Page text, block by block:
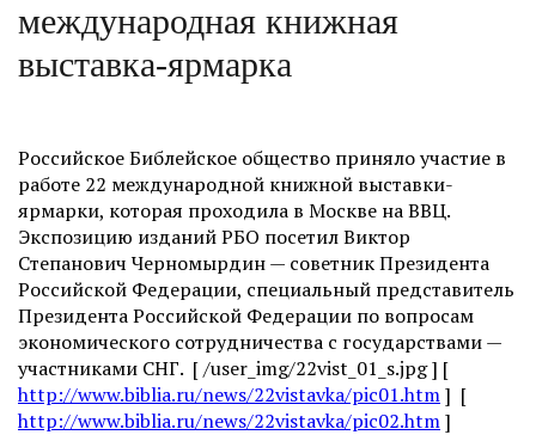
международная книжная
выставка-ярмарка
Российское Библейское общество приняло участие в
работе 22 международной книжной выставки-
ярмарки, которая проходила в Москве на ВВЦ.
Экспозицию изданий РБО посетил Виктор
Степанович Черномырдин — советник Президента
Российской Федерации, специальный представитель
Президента Российской Федерации по вопросам
экономического сотрудничества с государствами —
участниками СНГ. [ /user_img/22vist_01_s.jpg ] [
http://www.biblia.ru/news/22vistavka/pic01.htm] [
http://www.biblia.ru/news/22vistavka/pic02.htm]